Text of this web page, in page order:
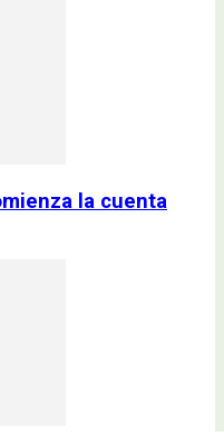
la cuenta